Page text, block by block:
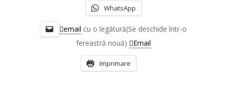
WhatsApp
email cu o legătură(Se deschide într-o
fereastră nouă)
Email
Imprimare